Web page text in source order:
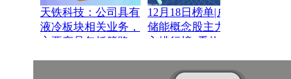
天铁科技：公司具有
液冷板块相关业务，
主要产品包括管路、
12月18日榜单|户用
储能概念股主力净流
入排行榜_看热讯